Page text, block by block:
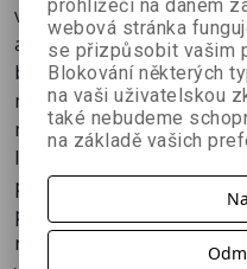
vysoko hodnocené knize
a předkládá vyčerpávající
barevný prostor vyniká.
možnostmi použití LAB a
můžete začlenit do svých
I když je použití LAB, a
pokročilých uživatelů
přívětivým a
neschovává věci za
prohlížeči na daném
webová stránka
se přizpůsobit vašim
Blokování některých
na vaši uživatelskou
také nebudeme
na základě vašich